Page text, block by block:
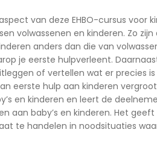
van deze EHBO-cursus voor
volwassenen en kinderen. Zo
anders dan die van
je eerste hulpverleent.
of vertellen wat er precies
eerste hulp aan kinderen
en kinderen en leert de
aan baby’s en kinderen. Het
te handelen in noodsituaties